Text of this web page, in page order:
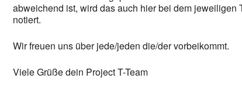
abweichend ist, wird das auch hier bei dem jeweiligen
notiert.
Wir freuen uns über jede/jeden die/der vorbeikommt.
Viele Grüße dein Project T-Team